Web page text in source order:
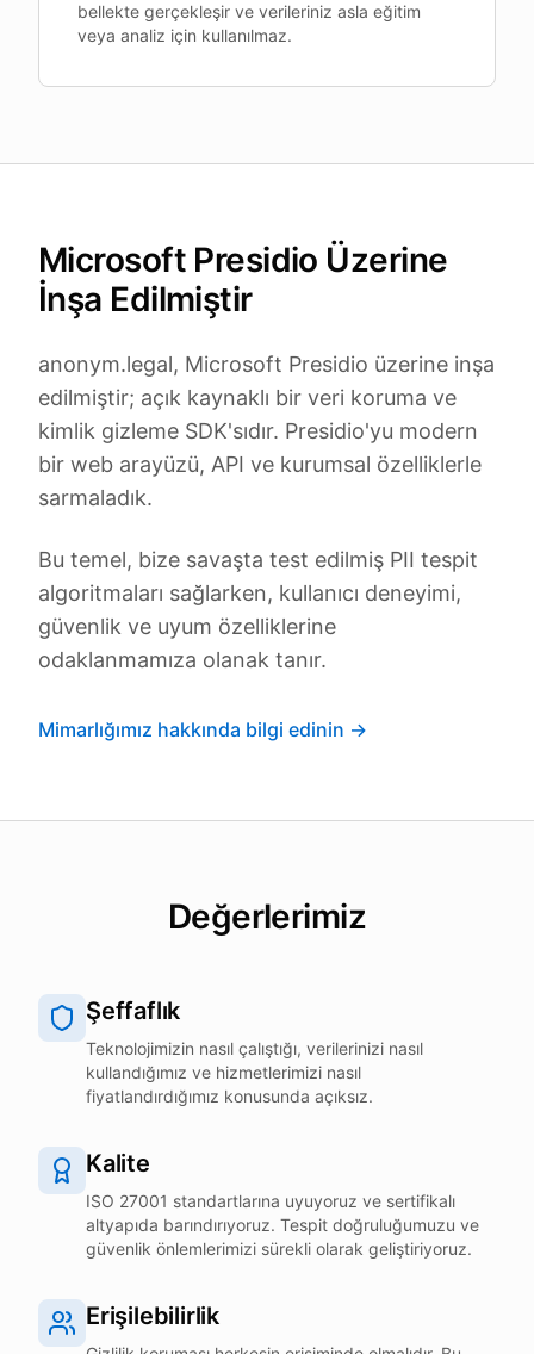
bellekte gerçekleşir ve verileriniz asla eğitim
veya analiz için kullanılmaz.
Microsoft Presidio Üzerine
İnşa Edilmiştir
anonym.legal, Microsoft Presidio üzerine inşa
edilmiştir; açık kaynaklı bir veri koruma ve
kimlik gizleme SDK'sıdır. Presidio'yu modern
bir web arayüzü, API ve kurumsal özelliklerle
sarmaladık.
Bu temel, bize savaşta test edilmiş PII tespit
algoritmaları sağlarken, kullanıcı deneyimi,
güvenlik ve uyum özelliklerine
odaklanmamıza olanak tanır.
Mimarlığımız hakkında bilgi edinin →
Değerlerimiz
Şeffaflık
Teknolojimizin nasıl çalıştığı, verilerinizi nasıl
kullandığımız ve hizmetlerimizi nasıl
fiyatlandırdığımız konusunda açıksız.
Kalite
ISO 27001 standartlarına uyuyoruz ve sertifikalı
altyapıda barındırıyoruz. Tespit doğruluğumuzu ve
güvenlik önlemlerimizi sürekli olarak geliştiriyoruz.
Erişilebilirlik